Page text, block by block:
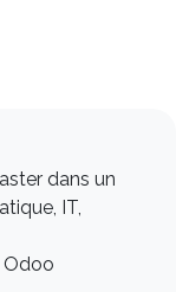
dans un
IT,
Odoo